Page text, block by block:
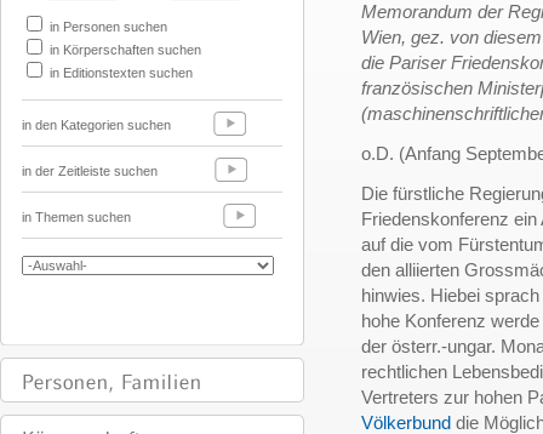
in Personen suchen
in Körperschaften suchen
in Editionstexten suchen
in den Kategorien suchen
in der Zeitleiste suchen
in Themen suchen
Memorandum der
Wien, gez. von
die Pariser
französischen
o.D. (Anfang
Die fürstliche
Friedenskonferenz
auf die vom
den alliierten
hinwies. Hiebei
hohe Konferenz
der österr.-ungar.
rechtlichen
Vertreters zur hohen
Völkerbund die